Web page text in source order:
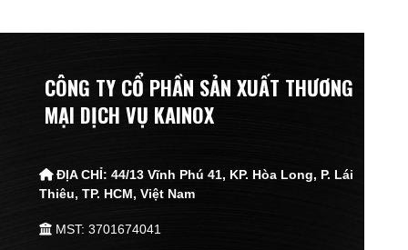
CÔNG TY CỔ PHẦN SẢN XUẤT THƯƠNG
MẠI DỊCH VỤ KAINOX
ĐỊA CHỈ:44/13 Vĩnh Phú 41, KP. Hòa Long, P. Lái
Thiêu,TP. HCM, Việt Nam
MST: 3701674041